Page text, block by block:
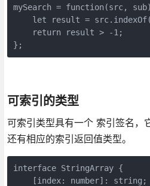
mySearch = function(src,
let result =
    return result > -1;
};
可索引的类型
可索引类型具有一个 索引签名，
还有相应的索引返回值类型。
interface StringArray {
    [index: number]: string;